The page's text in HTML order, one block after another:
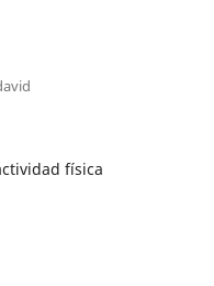
física